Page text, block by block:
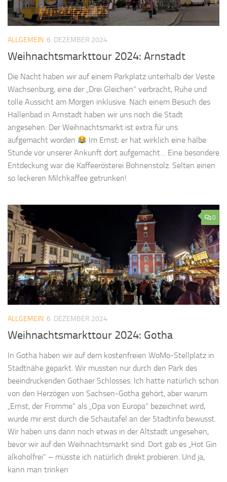
ALLGEMEIN 6. DEZEMBER 2024
Weihnachtsmarkttour 2024: Arnstadt
Die Nacht haben wir auf einem Parkplatz unterhalb der Veste
Wachsenburg, eine der „Drei Gleichen“ verbracht, Ruhe und
tolle Aussicht am Morgen inklusive. Nach einem Besuch des
Hallenbad in Arnstadt haben wir uns noch die Stadt
angesehen. Der Weihnachtsmarkt ist extra für uns
aufgemacht worden
Im Ernst: er hat wirklich eine halbe
Stunde vor unserer Ankunft dort aufgemacht… Eine besondere
Entdeckung war die Kaffeerösterei Bohnenstolz. Selten einen
so leckeren Milchkaffee getrunken!
0
ALLGEMEIN 6. DEZEMBER 2024
Weihnachtsmarkttour 2024: Gotha
In Gotha haben wir auf dem kostenfreien WoMo-Stellplatz in
Stadtnähe geparkt. Wir mussten nur durch den Park des
beeindruckenden Gothaer Schlosses. Ich hatte natürlich schon
von den Herzögen von Sachsen-Gotha gehört, aber warum
„Ernst, der Fromme“ als „Opa von Europa“ bezeichnet wird,
wurde mir erst durch die Schautafel an der Stadtinfo bewusst.
Wir haben uns dann noch etwas in der Altstadt ungesehen,
bevor wir auf den Weihnachtsmarkt sind. Dort gab es „Hot Gin
alkoholfrei“ – müsste ich natürlich direkt probieren. Und ja,
kann man trinken